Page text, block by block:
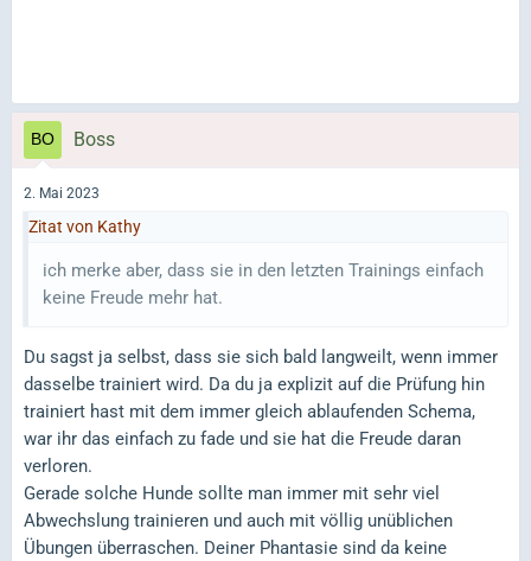
Boss
2. Mai 2023
Zitat von Kathy
ich merke aber, dass sie in den letzten Trainings einfach
keine Freude mehr hat.
Du sagst ja selbst, dass sie sich bald langweilt, wenn immer
dasselbe trainiert wird. Da du ja explizit auf die Prüfung hin
trainiert hast mit dem immer gleich ablaufenden Schema,
war ihr das einfach zu fade und sie hat die Freude daran
verloren.
Gerade solche Hunde sollte man immer mit sehr viel
Abwechslung trainieren und auch mit völlig unüblichen
Übungen überraschen. Deiner Phantasie sind da keine